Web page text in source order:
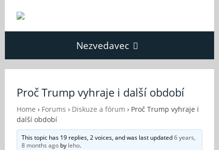
Nezvedavec
Fórum
O Nezvědavci
Proč Trump vyhraje i další období
Home › Forums › Diskuze a fórum › Proč Trump vyhraje i
další období
This topic has 19 replies, 2 voices, and was last updated6 years,
8 months ago by leho.